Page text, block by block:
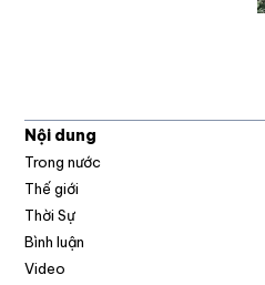
Nội dung
Trong nước
Thế giới
Thời Sự
Bình luận
Video